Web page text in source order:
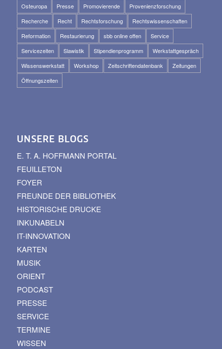
Osteuropa
Presse Promovierende
Provenienzforschung
Recherche
Recht Rechtsforschung
Rechtswissenschaften
Reformation
Restaurierung sbb online offen
Service
Servicezeiten
Slawistik Stipendienprogramm
Werkstattgespräch
Wissenswerkstatt
Workshop Zeitschriftendatenbank
Zeitungen
Öffnungszeiten
UNSERE BLOGS
E. T. A. HOFFMANN PORTAL
FEUILLETON
FOYER
FREUNDE DER BIBLIOTHEK
HISTORISCHE DRUCKE
INKUNABELN
IT-INNOVATION
KARTEN
MUSIK
ORIENT
PODCAST
PRESSE
SERVICE
TERMINE
WISSEN